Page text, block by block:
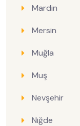
Mardin
Mersin
Muğla
Muş
Nevşehir
Niğde